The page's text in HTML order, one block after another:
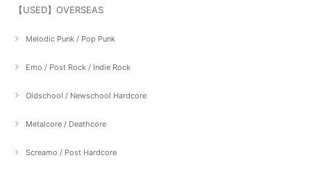
【USED】OVERSEAS
Melodic Punk / Pop Punk
Emo / Post Rock / Indie Rock
Oldschool / Newschool Hardcore
Metalcore / Deathcore
Screamo / Post Hardcore